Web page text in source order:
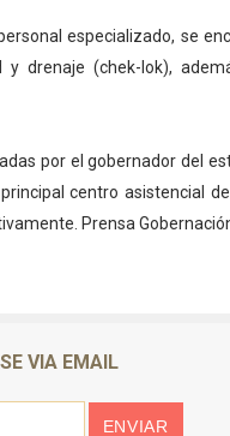
especializado, se
drenaje (chek-lok),
por el gobernador del
centro asistencial
Prensa
VIA EMAIL